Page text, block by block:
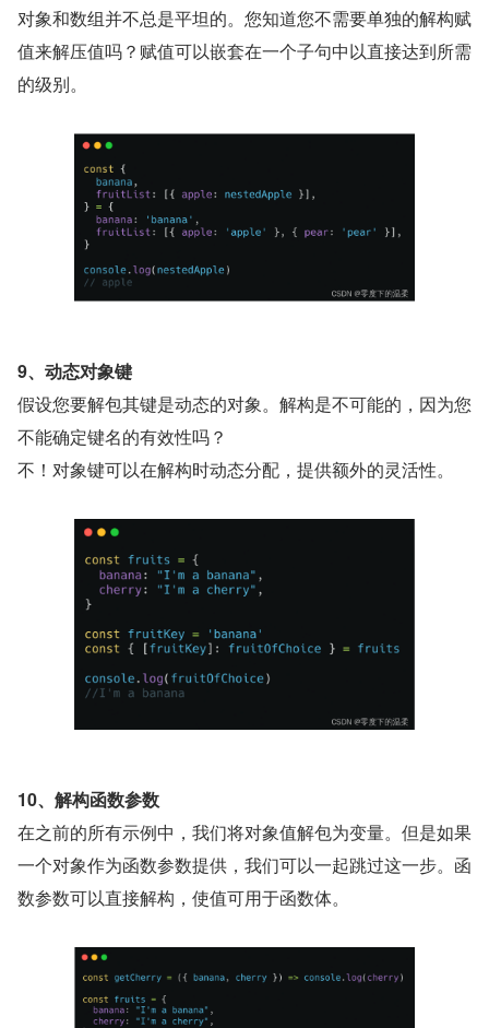
对象和数组并不总是平坦的。您知道您不需要单独的解构赋
值来解压值吗？赋值可以嵌套在一个子句中以直接达到所需
的级别。
9、动态对象键
假设您要解包其键是动态的对象。解构是不可能的，因为您
不能确定键名的有效性吗？
不！对象键可以在解构时动态分配，提供额外的灵活性。
10、解构函数参数
在之前的所有示例中，我们将对象值解包为变量。但是如果
一个对象作为函数参数提供，我们可以一起跳过这一步。函
数参数可以直接解构，使值可用于函数体。